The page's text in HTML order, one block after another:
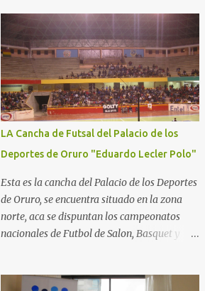
LA Cancha de Futsal del Palacio de los
Deportes de Oruro "Eduardo Lecler Polo"
Esta es la cancha del Palacio de los Deportes
de Oruro, se encuentra situado en la zona
norte, aca se dispuntan los campeonatos
nacionales de Futbol de Salon, Basquet y